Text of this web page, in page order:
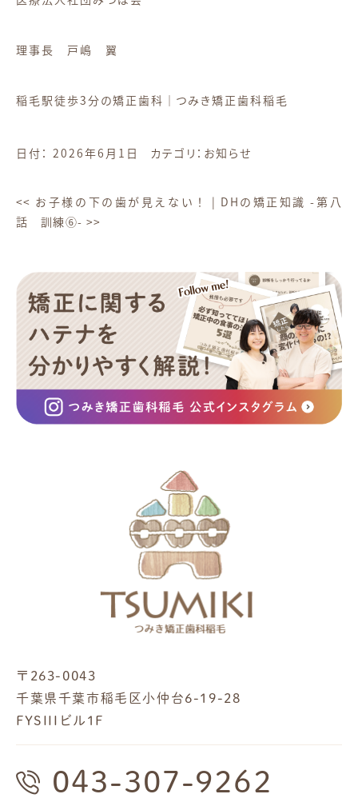
理事長 戸嶋 翼
稲毛駅徒歩3分の矯正歯科｜つみき矯正歯科稲毛
日付： 2026年6月1日 カテゴリ： お知らせ
<< お子様の下の歯が見えない！ | DHの矯正知識 -第八
話 訓練⑥- >>
〒263-0043
千葉県千葉市稲毛区小仲台6-19-28
FYSIIIビル1F
043-307-9262